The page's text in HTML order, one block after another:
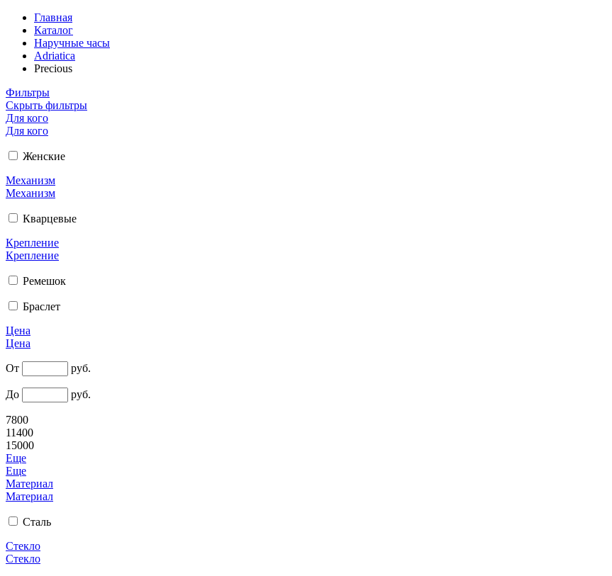
Главная
Каталог
Наручные часы
Adriatica
Precious
Фильтры
Скрыть фильтры
Для кого
Для кого
Женские
Механизм
Механизм
Кварцевые
Крепление
Крепление
Ремешок
Браслет
Цена
Цена
От руб.
До руб.
7800
11400
15000
Еще
Еще
Материал
Материал
Сталь
Стекло
Стекло